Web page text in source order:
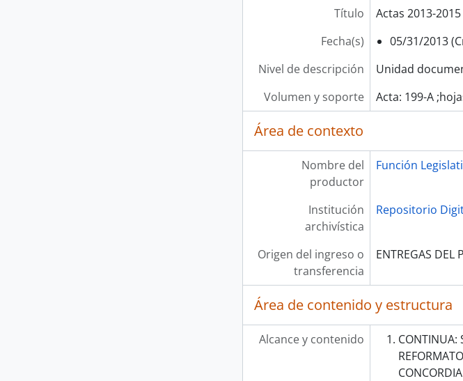
Título
Actas 2013-2015
Fecha(s)
05/31/2013
Nivel de descripción
Unidad
Volumen y soporte
Acta: 199-A
Área de contexto
Nombre del
productor
Función
Institución
archivística
Repositorio
Origen del ingreso o
transferencia
ENTREGAS DEL
Área de contenido y estructura
Alcance y contenido
CONTINUA: